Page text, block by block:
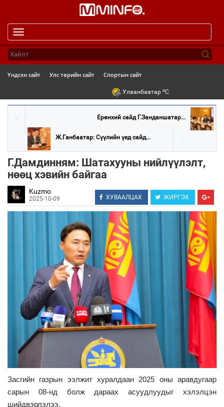
navigation
Үндсэн сайт Улс төрийн сайт Спортын сайт
Улаанбаатар oC
Ерөнхий сайд Г.Занданшатар...
Ж.Ганбаатар: Сүүлийн үед сайд...
Г.Дамдинням: Шатахууны нийлүүлэлт,
нөөц хэвийн байгаа
Kuzmo
2025-10-09 ХУВААЛЦАХ ЖИРГЭХ
Засгийн газрын ээлжит хуралдаан 2025 оны аравдугаар
сарын 08-нд болж дараах асуудлуудыг хэлэлцэн
шийдвэрлэлээ.